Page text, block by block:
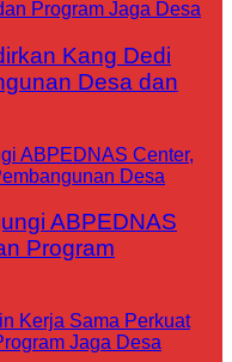
Kang Dedi
Desa dan
ABPEDNAS
Program